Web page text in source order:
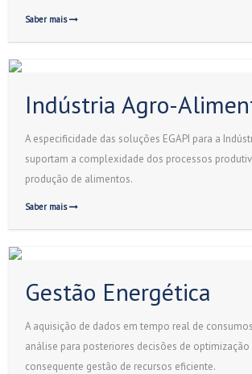
Saber mais
Indústria Agro-
A especificidade das soluções EGAPI para a
suportam a complexidade dos processos
produção de alimentos.
Saber mais
Gestão Energética
A aquisição de dados em tempo real de
análise para posteriores decisões de optimização
consequente gestão de recursos eficiente.